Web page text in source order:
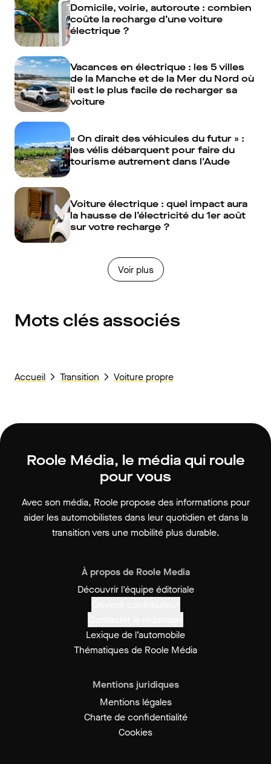
Domicile, voirie, autoroute : combien
coûte la recharge d’une voiture
électrique ?
Vacances en électrique : les 5 villes
de la Manche et de la Mer du Nord où
il est le plus facile de recharger sa
voiture
« On dirait des véhicules du futur » :
les vélis débarquent pour faire du
tourisme autrement dans l'Aude
Voiture électrique : quel impact aura
la hausse de l’électricité du 1er août
sur votre recharge ?
Voir plus
Mots clés associés
Accueil Transition Voiture propre
Roole Média, le média qui roule
pour vous
Avec son média, Roole propose des informations pour
aider les automobilistes dans leur quotidien et dans la
transition vers une mobilité plus durable.
À propos de Roole Media
Découvrir l'équipe éditoriale
Lexique de l’automobile
Thématiques de Roole Média
Mentions juridiques
Mentions légales
Charte de confidentialité
Cookies